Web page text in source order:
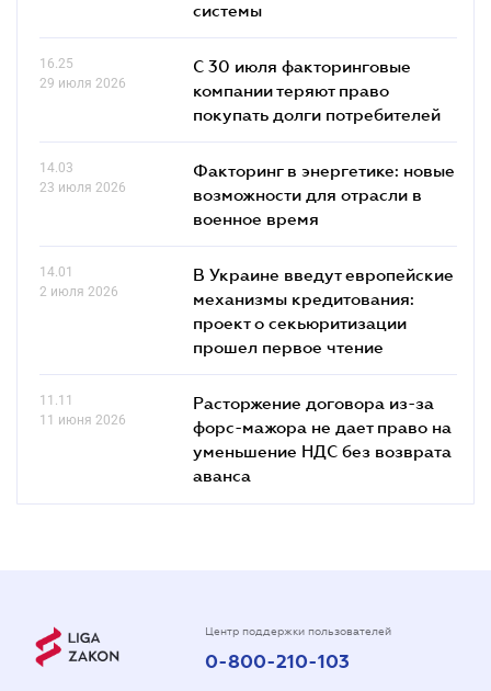
системы
16.25
29 июля 2026
С 30 июля факторинговые
компании теряют право
покупать долги потребителей
14.03
23 июля 2026
Факторинг в энергетике: новые
возможности для отрасли в
военное время
14.01
2 июля 2026
В Украине введут европейские
механизмы кредитования:
проект о секьюритизации
прошел первое чтение
11.11
11 июня 2026
Расторжение договора из-за
форс-мажора не дает право на
уменьшение НДС без возврата
аванса
Центр поддержки пользователей
0-800-210-103